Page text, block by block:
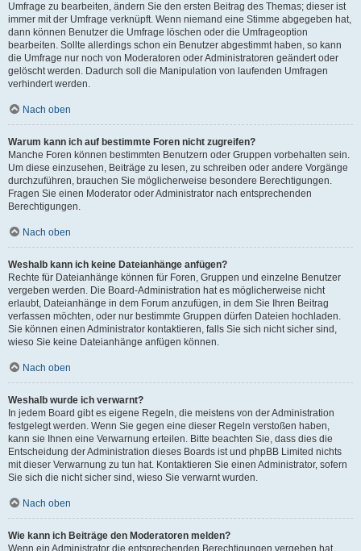
Umfrage zu bearbeiten, ändern Sie den ersten Beitrag des Themas; dieser ist
immer mit der Umfrage verknüpft. Wenn niemand eine Stimme abgegeben hat,
dann können Benutzer die Umfrage löschen oder die Umfrageoption
bearbeiten. Sollte allerdings schon ein Benutzer abgestimmt haben, so kann
die Umfrage nur noch von Moderatoren oder Administratoren geändert oder
gelöscht werden. Dadurch soll die Manipulation von laufenden Umfragen
verhindert werden.
Nach oben
Warum kann ich auf bestimmte Foren nicht zugreifen?
Manche Foren können bestimmten Benutzern oder Gruppen vorbehalten sein.
Um diese einzusehen, Beiträge zu lesen, zu schreiben oder andere Vorgänge
durchzuführen, brauchen Sie möglicherweise besondere Berechtigungen.
Fragen Sie einen Moderator oder Administrator nach entsprechenden
Berechtigungen.
Nach oben
Weshalb kann ich keine Dateianhänge anfügen?
Rechte für Dateianhänge können für Foren, Gruppen und einzelne Benutzer
vergeben werden. Die Board-Administration hat es möglicherweise nicht
erlaubt, Dateianhänge in dem Forum anzufügen, in dem Sie Ihren Beitrag
verfassen möchten, oder nur bestimmte Gruppen dürfen Dateien hochladen.
Sie können einen Administrator kontaktieren, falls Sie sich nicht sicher sind,
wieso Sie keine Dateianhänge anfügen können.
Nach oben
Weshalb wurde ich verwarnt?
In jedem Board gibt es eigene Regeln, die meistens von der Administration
festgelegt werden. Wenn Sie gegen eine dieser Regeln verstoßen haben,
kann sie Ihnen eine Verwarnung erteilen. Bitte beachten Sie, dass dies die
Entscheidung der Administration dieses Boards ist und phpBB Limited nichts
mit dieser Verwarnung zu tun hat. Kontaktieren Sie einen Administrator, sofern
Sie sich die nicht sicher sind, wieso Sie verwarnt wurden.
Nach oben
Wie kann ich Beiträge den Moderatoren melden?
Wenn ein Administrator die entsprechenden Berechtigungen vergeben hat,